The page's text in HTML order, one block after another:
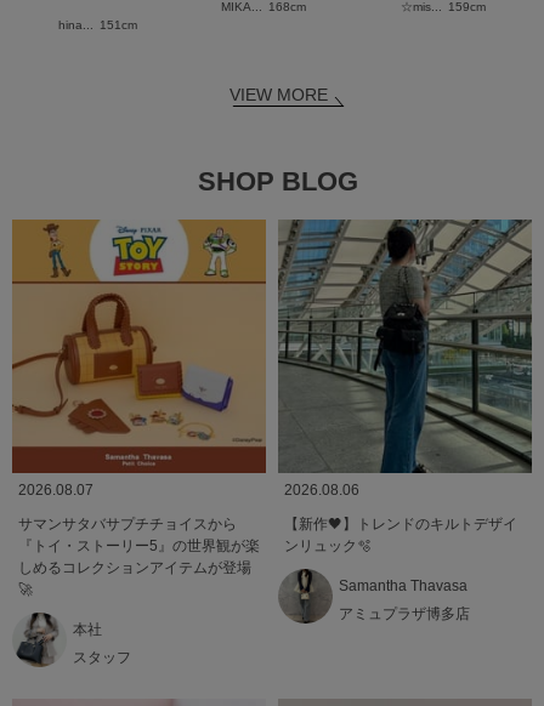
hina... 151cm
MIKA... 168cm ☆mis... 159cm
VIEW MORE
SHOP BLOG
2026.08.07
サマンサタバサプチチョイスから
『トイ・ストーリー5』の世界観が楽
しめるコレクションアイテムが登場
🚀
本社
スタッフ
2026.08.06
【新作🖤】トレンドのキルトデザイ
ンリュック🫧
Samantha Thavasa
アミュプラザ博多店